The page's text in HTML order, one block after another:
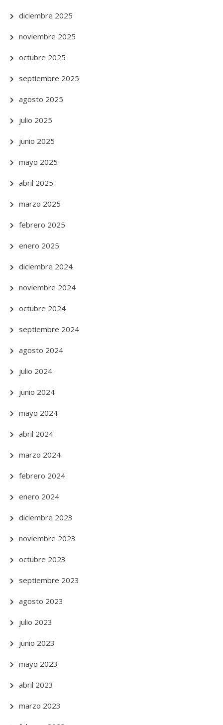
diciembre 2025
noviembre 2025
octubre 2025
septiembre 2025
agosto 2025
julio 2025
junio 2025
mayo 2025
abril 2025
marzo 2025
febrero 2025
enero 2025
diciembre 2024
noviembre 2024
octubre 2024
septiembre 2024
agosto 2024
julio 2024
junio 2024
mayo 2024
abril 2024
marzo 2024
febrero 2024
enero 2024
diciembre 2023
noviembre 2023
octubre 2023
septiembre 2023
agosto 2023
julio 2023
junio 2023
mayo 2023
abril 2023
marzo 2023